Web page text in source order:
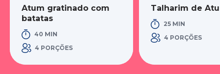
Atum gratinado com
batatas
40 MIN
4 PORÇÕES
Talharim de
25 MIN
4 PORÇÕES